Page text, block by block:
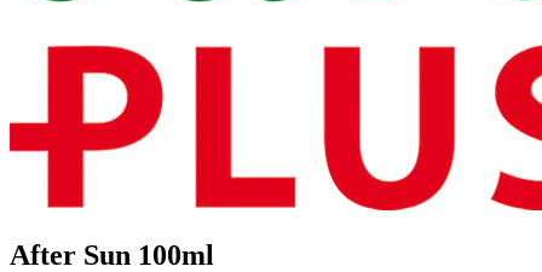
After Sun 100ml